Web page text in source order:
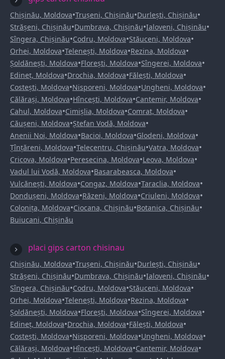
Chișinău, Moldova•Trușeni, Chișinău•Durlești, Chișinău•
Strășeni, Chișinău•Dumbrava, Chișinău•Ialoveni, Chișinău•
Sîngera, Chișinău•Codru, Moldova•Stăuceni, Moldova•
Orhei, Moldova•Telenești, Moldova•Rezina, Moldova•
Șoldănești, Moldova•Florești, Moldova•Sîngerei, Moldova•
Edineț, Moldova•Drochia, Moldova•Fălești, Moldova•
Costești, Moldova•Nisporeni, Moldova•Ungheni, Moldova•
Călărași, Moldova•Hîncești, Moldova•Cantemir, Moldova•
Cahul, Moldova•Cimișlia, Moldova•Comrat, Moldova•
Căușeni, Moldova•Ștefan Vodă, Moldova•
Anenii Noi, Moldova•Bacioi, Moldova•Glodeni, Moldova•
Țînțăreni, Moldova•Telecentru, Chișinău•Vatra, Moldova•
Cricova, Moldova•Peresecina, Moldova•Leova, Moldova•
Vadul lui Vodă, Moldova•Basarabeasca, Moldova•
Vulcănești, Moldova•Congaz, Moldova•Taraclia, Moldova•
Dondușeni, Moldova•Răzeni, Moldova•Criuleni, Moldova•
Colonița, Moldova•Ciocana, Chișinău•Botanica, Chișinău•
Buiucani, Chișinău
placi gips carton chisinau
Chișinău, Moldova•Trușeni, Chișinău•Durlești, Chișinău•
Strășeni, Chișinău•Dumbrava, Chișinău•Ialoveni, Chișinău•
Sîngera, Chișinău•Codru, Moldova•Stăuceni, Moldova•
Orhei, Moldova•Telenești, Moldova•Rezina, Moldova•
Șoldănești, Moldova•Florești, Moldova•Sîngerei, Moldova•
Edineț, Moldova•Drochia, Moldova•Fălești, Moldova•
Costești, Moldova•Nisporeni, Moldova•Ungheni, Moldova•
Călărași, Moldova•Hîncești, Moldova•Cantemir, Moldova•